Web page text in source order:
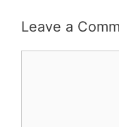
Leave a